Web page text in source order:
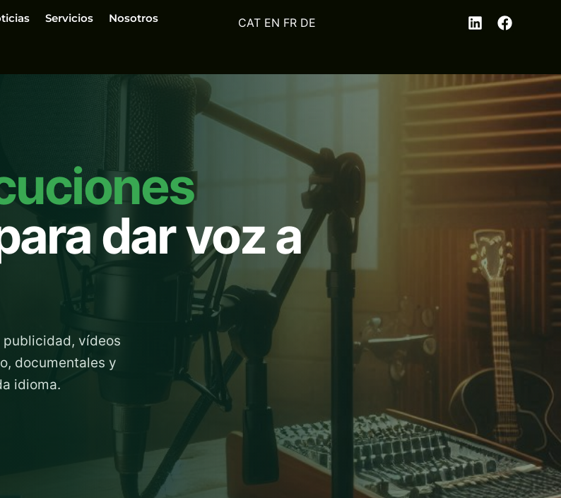
Servicios
Nosotros
EN FR DE
dar voz a
publicidad, vídeos
documentales y
idioma.